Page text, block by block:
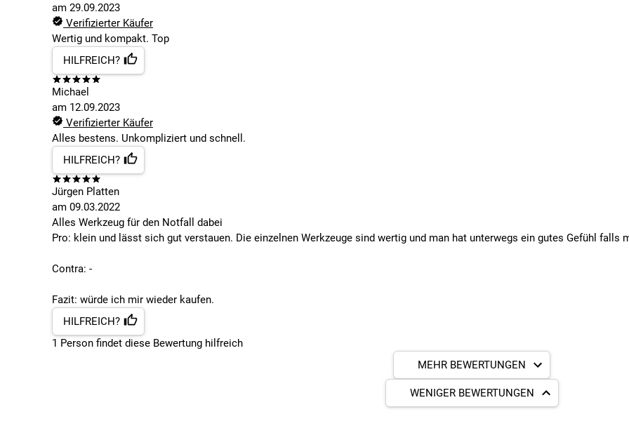
am 29.09.2023
Verifizierter Käufer
Wertig und kompakt. Top
HILFREICH?
Michael
am 12.09.2023
Verifizierter Käufer
Alles bestens. Unkompliziert und schnell.
HILFREICH?
Jürgen Platten
am 09.03.2022
Alles Werkzeug für den Notfall dabei
Pro: klein und lässt sich gut verstauen. Die einzelnen Werkzeuge sind wertig und man hat unterwegs ein gutes Gefühl falls
Contra: -
Fazit: würde ich mir wieder kaufen.
HILFREICH?
1 Person findetdiese Bewertung hilfreich
MEHR BEWERTUNGEN
WENIGER BEWERTUNGEN